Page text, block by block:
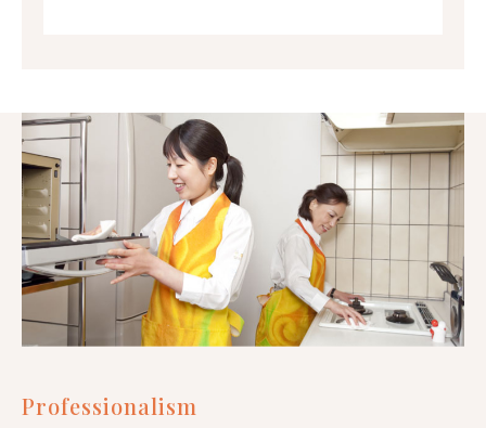
Professionalism